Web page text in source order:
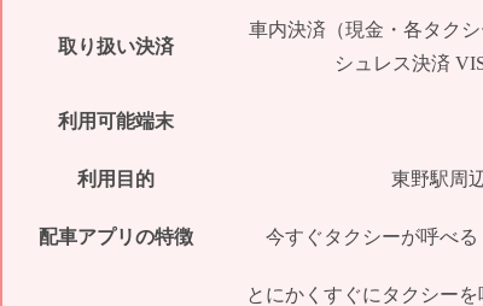
取り扱い決済
車内決済（現金・各タク
シュレス決済
利用可能端末
利用目的 東野駅周
配車アプリの特徴 今すぐタクシーが呼べ
とにかくすぐにタクシー